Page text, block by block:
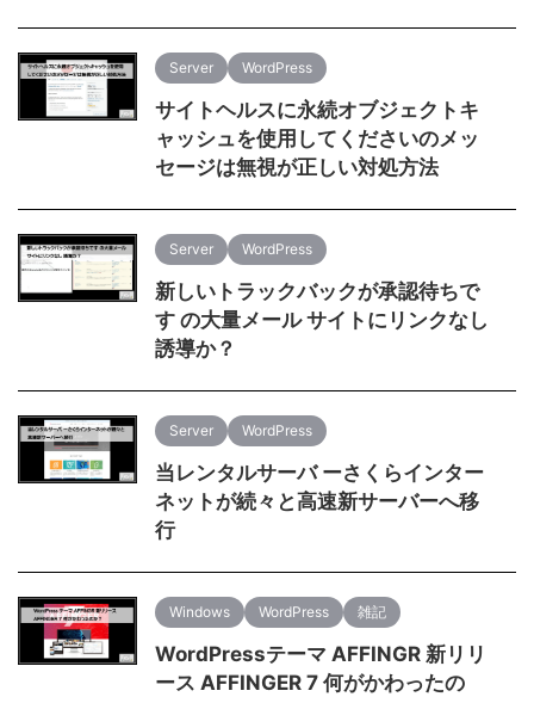
Server WordPress
サイトヘルスに永続オブジェクトキ
ャッシュを使用してくださいのメッ
セージは無視が正しい対処方法
Server WordPress
新しいトラックバックが承認待ちで
す の大量メール サイトにリンクなし
誘導か？
Server WordPress
当レンタルサーバ ーさくらインター
ネットが続々と高速新サーバーへ移
行
Windows WordPress 雑記
WordPressテーマ AFFINGR 新リリ
ース AFFINGER 7 何がかわったの